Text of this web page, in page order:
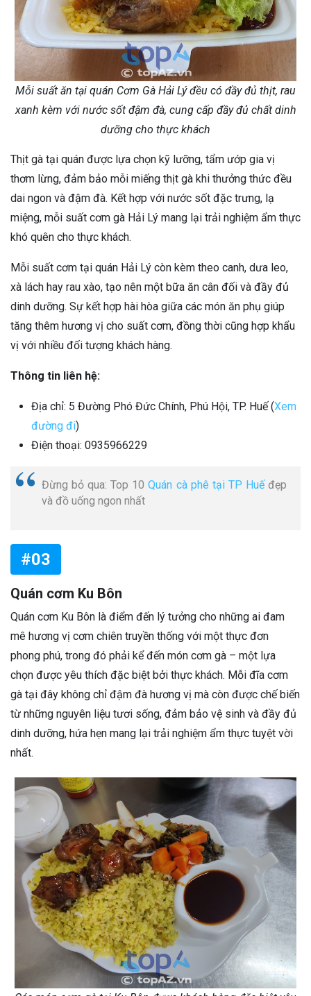
Mỗi suất ăn tại quán Cơm Gà Hải Lý đều có đầy đủ thịt, rau
xanh kèm với nước sốt đậm đà, cung cấp đầy đủ chất dinh
dưỡng cho thực khách
Thịt gà tại quán được lựa chọn kỹ lưỡng, tẩm ướp gia vị
thơm lừng, đảm bảo mỗi miếng thịt gà khi thưởng thức đều
dai ngon và đậm đà. Kết hợp với nước sốt đặc trưng, lạ
miệng, mỗi suất cơm gà Hải Lý mang lại trải nghiệm ẩm thực
khó quên cho thực khách.
Mỗi suất cơm tại quán Hải Lý còn kèm theo canh, dưa leo,
xà lách hay rau xào, tạo nên một bữa ăn cân đối và đầy đủ
dinh dưỡng. Sự kết hợp hài hòa giữa các món ăn phụ giúp
tăng thêm hương vị cho suất cơm, đồng thời cũng hợp khẩu
vị với nhiều đối tượng khách hàng.
Thông tin liên hệ:
Địa chỉ: 5 Đường Phó Đức Chính, Phú Hội, TP. Huế (Xem
đường đi)
Điện thoại: 0935966229
Đừng bỏ qua: Top 10Quán cà phê tại TP Huếđẹp
và đồ uống ngon nhất
#03
Quán cơm Ku Bôn
Quán cơm Ku Bôn là điểm đến lý tưởng cho những ai đam
mê hương vị cơm chiên truyền thống với một thực đơn
phong phú, trong đó phải kể đến món cơm gà – một lựa
chọn được yêu thích đặc biệt bởi thực khách. Mỗi đĩa cơm
gà tại đây không chỉ đậm đà hương vị mà còn được chế biến
từ những nguyên liệu tươi sống, đảm bảo vệ sinh và đầy đủ
dinh dưỡng, hứa hẹn mang lại trải nghiệm ẩm thực tuyệt vời
nhất.